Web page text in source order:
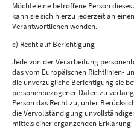
Möchte eine betroffene Person
kann sie sich hierzu jederzeit an
Verantwortlichen wenden.
c) Recht auf Berichtigung
Jede von der Verarbeitung
das vom Europäischen Richtlinien-
die unverzügliche Berichtigung sie
personenbezogener Daten zu
Person das Recht zu, unter
die Vervollständigung
mittels einer ergänzenden